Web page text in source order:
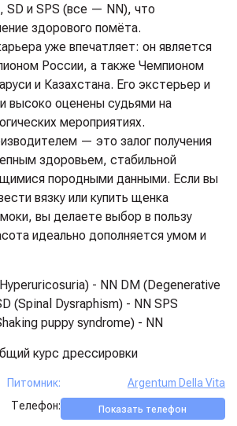
SD и SPS (все — NN), что
здорового помёта.
уже впечатляет: он является
России, а также Чемпионом
и Казахстана. Его экстерьер и
высоко оценены судьями на
мероприятиях.
— это залог получения
здоровьем, стабильной
породными данными. Если вы
вязку или купить щенка
вы делаете выбор в пользу
идеально дополняется умом и
- NN DM (Degenerative
(Spinal Dysraphism) - NN SPS
puppy syndrome) - NN
курс дрессировки
Питомник:
Argentum Della Vita
Телефон:
Показать телефон